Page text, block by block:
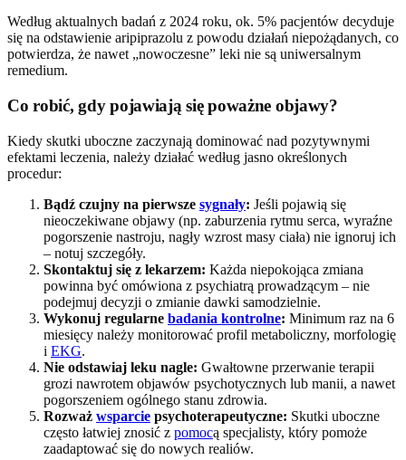
Według aktualnych badań z 2024 roku, ok. 5% pacjentów decyduje
się na odstawienie aripiprazolu z powodu działań niepożądanych, co
potwierdza, że nawet „nowoczesne” leki nie są uniwersalnym
remedium.
Co robić, gdy pojawiają się poważne objawy?
Kiedy skutki uboczne zaczynają dominować nad pozytywnymi
efektami leczenia, należy działać według jasno określonych
procedur:
Bądź czujny na pierwsze sygnały: Jeśli pojawią się
nieoczekiwane objawy (np. zaburzenia rytmu serca, wyraźne
pogorszenie nastroju, nagły wzrost masy ciała) nie ignoruj ich
– notuj szczegóły.
Skontaktuj się z lekarzem: Każda niepokojąca zmiana
powinna być omówiona z psychiatrą prowadzącym – nie
podejmuj decyzji o zmianie dawki samodzielnie.
Wykonuj regularne badania kontrolne: Minimum raz na 6
miesięcy należy monitorować profil metaboliczny, morfologię
i EKG.
Nie odstawiaj leku nagle: Gwałtowne przerwanie terapii
grozi nawrotem objawów psychotycznych lub manii, a nawet
pogorszeniem ogólnego stanu zdrowia.
Rozważ wsparcie psychoterapeutyczne: Skutki uboczne
często łatwiej znosić z pomocą specjalisty, który pomoże
zaadaptować się do nowych realiów.